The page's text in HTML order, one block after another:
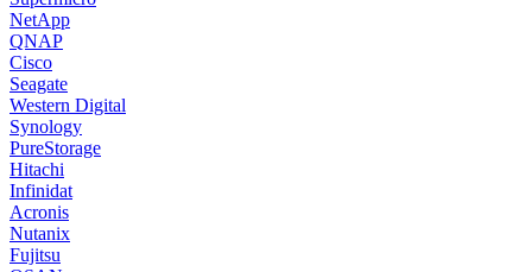
NetApp
QNAP
Cisco
Seagate
Western Digital
Synology
PureStorage
Hitachi
Infinidat
Acronis
Nutanix
Fujitsu